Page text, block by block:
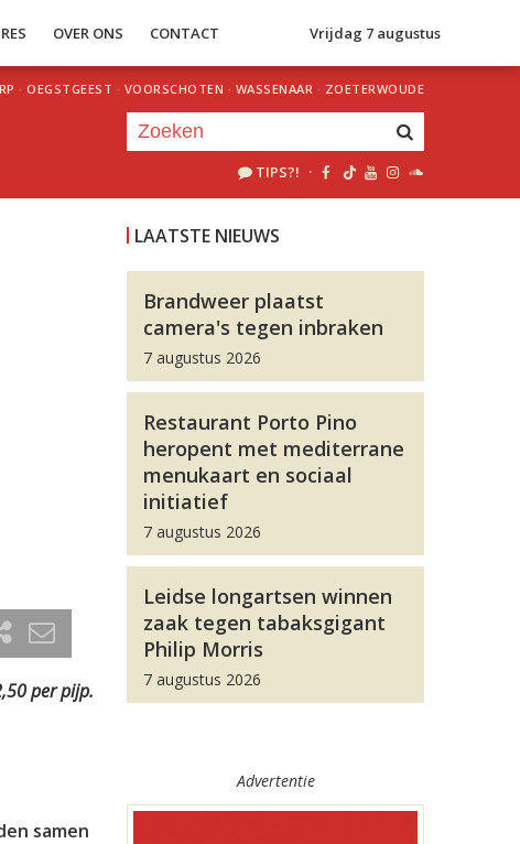
OVER ONS CONTACT Vrijdag 7 augustus
· OEGSTGEEST · VOORSCHOTEN · WASSENAAR · ZOETERWOUDE
TIPS?! ·
per pijp.
samen
LAATSTE NIEUWS
Brandweer plaatst
camera's tegen inbraken
7 augustus 2026
Restaurant Porto Pino
heropent met mediterrane
menukaart en sociaal
initiatief
7 augustus 2026
Leidse longartsen winnen
zaak tegen tabaksgigant
Philip Morris
7 augustus 2026
Advertentie